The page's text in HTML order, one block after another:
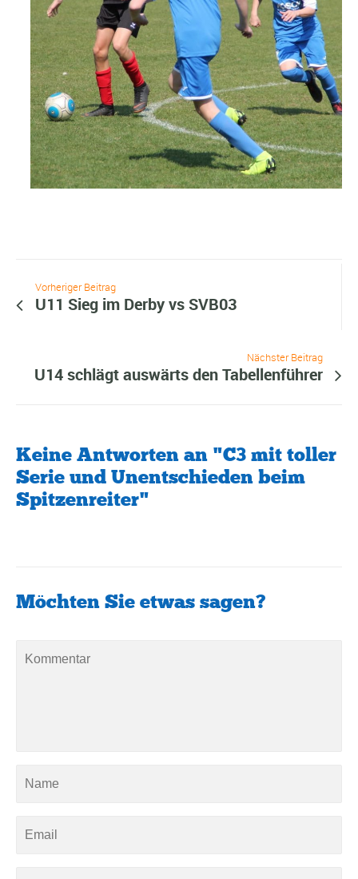
Vorheriger Beitrag
U11 Sieg im Derby vs SVB03
Nächster Beitrag
U14 schlägt auswärts den Tabellenführer
Keine Antworten an "C3 mit toller
Serie und Unentschieden beim
Spitzenreiter"
Möchten Sie etwas sagen?